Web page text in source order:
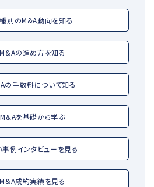
別のM&A動向を知る
M&Aの進め方を知る
の手数料について知る
M&Aを基礎から学ぶ
事例インタビューを見る
M&A成約実績を見る